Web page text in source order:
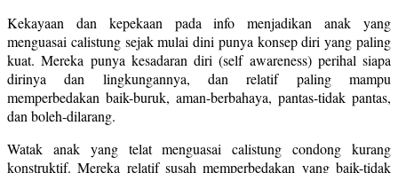
Kekayaan dan kepekaan pada info menjadikan anak yang
menguasai calistung sejak mulai dini punya konsep diri yang paling
kuat. Mereka punya kesadaran diri (self awareness) perihal siapa
dirinya dan lingkungannya, dan relatif paling mampu
memperbedakan baik-buruk, aman-berbahaya, pantas-tidak pantas,
dan boleh-dilarang.
Watak anak yang telat menguasai calistung condong kurang
konstruktif. Mereka relatif susah memperbedakan yang baik-tidak